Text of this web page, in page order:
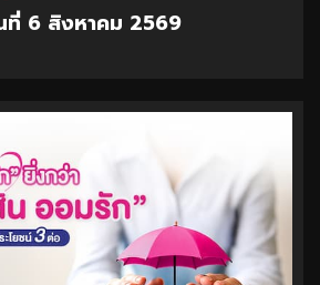
ที่ 6 สิงหาคม 2569